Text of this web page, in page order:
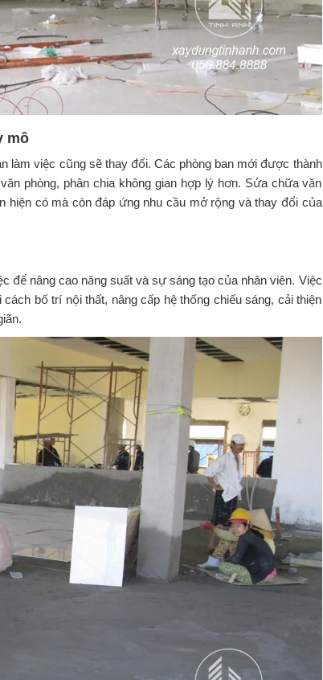
mô
làm việc cũng sẽ thay đổi. Các phòng ban mới được thành
phòng, phân chia không gian hợp lý hơn. Sửa chữa văn
hiện có mà còn đáp ứng nhu cầu mở rộng và thay đổi của
để nâng cao năng suất và sự sáng tạo của nhân viên. Việc
bố trí nội thất, nâng cấp hệ thống chiếu sáng, cải thiện